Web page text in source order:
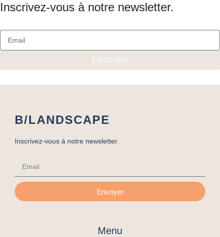
Inscrivez-vous à notre newsletter.
ENVOYER
B/LANDSCAPE
Inscrivez-vous à notre newsletter.
Envoyer
Menu